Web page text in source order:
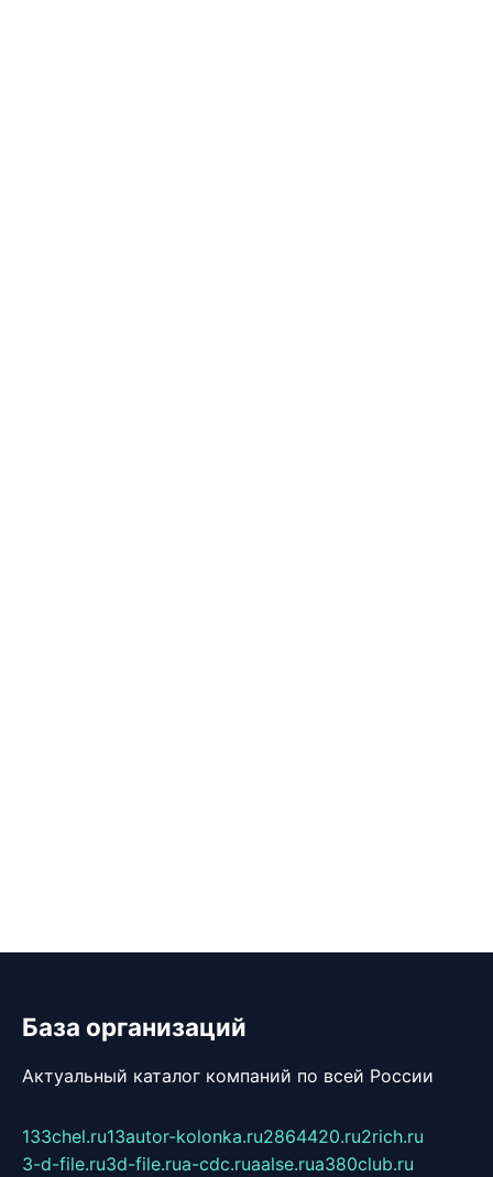
База организаций
Актуальный каталог компаний по всей России
133chel.ru13autor-kolonka.ru2864420.ru2rich.ru
3-d-file.ru3d-file.rua-cdc.ruaalse.rua380club.ru